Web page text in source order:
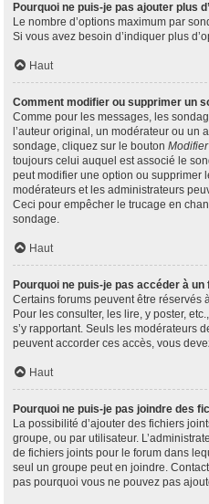
Pourquoi ne puis-je pas ajouter plus
Le nombre d’options maximum par
Si vous avez besoin d’indiquer plus
Haut
Comment modifier ou supprimer un
Comme pour les messages, les
l’auteur original, un modérateur ou un
sondage, cliquez sur le bouton Modifier
toujours celui auquel est associé le
peut modifier une option ou supprimer
modérateurs et les administrateurs
Ceci pour empêcher le trucage en
sondage.
Haut
Pourquoi ne puis-je pas accéder à un
Certains forums peuvent être réservés
Pour les consulter, les lire, y poster,
s’y rapportant. Seuls les modérateurs
peuvent accorder ces accès, vous
Haut
Pourquoi ne puis-je pas joindre des
La possibilité d’ajouter des fichiers
groupe, ou par utilisateur.
de fichiers joints pour le forum dans
seul un groupe peut en joindre.
pas pourquoi vous ne pouvez pas